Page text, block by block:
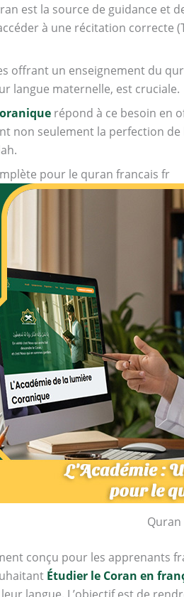
est la source de guidance
à une récitation correcte
offrant un enseignement du
langue maternelle, est cruciale.
répond à ce besoin en
non seulement la perfection
pour le quran francais fr
Quran
conçu pour les apprenants
Étudier le Coran en
langue. L’objectif est de